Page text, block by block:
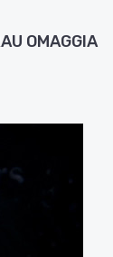
OMAGGIA